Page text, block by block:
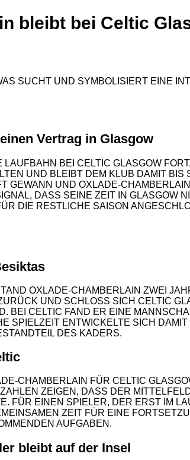
bleibt bei Celtic
Vertrag in Glasgow
BEI CELTIC GLASGOW
UND BLEIBT DEM KLUB DAMIT
GEWANN UND OXLADE-
DASS SEINE ZEIT IN GLASGOW
DIE RESTLICHE SAISON
OXLADE-CHAMBERLAIN ZWEI
UND SCHLOSS SICH CELTIC
CELTIC FAND ER EINE
ENTWICKELTE SICH
DES KADERS.
CHAMBERLAIN FÜR CELTIC
ZEIGEN, DASS DER
FÜR EINEN SPIELER, DER ERST IM
ZEIT FÜR EINE
AUFGABEN.
bleibt auf der Insel